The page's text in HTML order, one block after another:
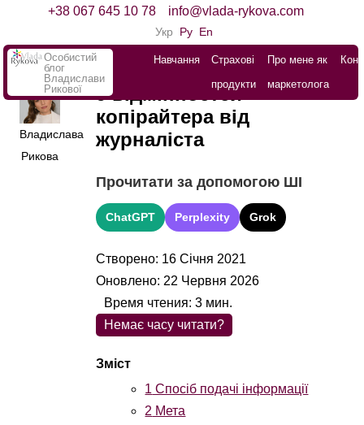
+38 067 645 10 78 info@vlada-rykova.com
Укр Ру En
Особистий
блог
Владислави
Рикової
Навчання
Страхові
продукти
Про мене як
маркетолога
Владислава
Рикова
9 відмінностей
копірайтера від
журналіста
Прочитати за допомогою ШІ
ChatGPT Perplexity Grok
Створено: 16 Січня 2021
Оновлено: 22 Червня 2026
Немає часу читати?
1 Спосіб подачі інформації
2 Мета
Время чтения:3 мин.